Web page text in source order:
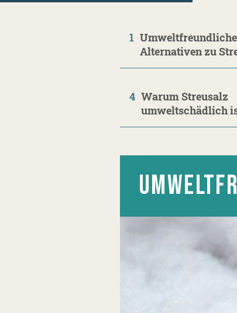
1 Umweltfreundliche
Alternativen zu
4 Warum Streusalz
umweltschädlich